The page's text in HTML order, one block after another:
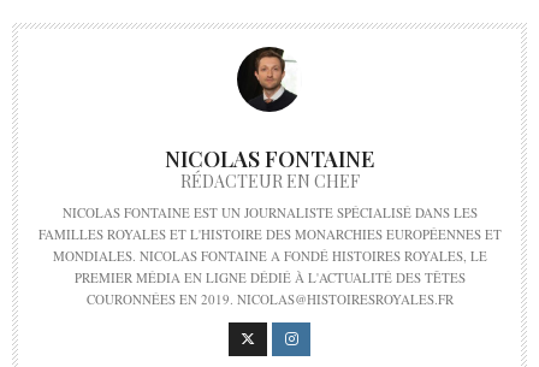
NICOLAS FONTAINE
RÉDACTEUR EN CHEF
NICOLAS FONTAINE EST UN JOURNALISTE SPÉCIALISÉ DANS LES
FAMILLES ROYALES ET L'HISTOIRE DES MONARCHIES EUROPÉENNES ET
MONDIALES. NICOLAS FONTAINE A FONDÉ HISTOIRES ROYALES, LE
PREMIER MÉDIA EN LIGNE DÉDIÉ À L'ACTUALITÉ DES TÊTES
COURONNÉES EN 2019. NICOLAS@HISTOIRESROYALES.FR